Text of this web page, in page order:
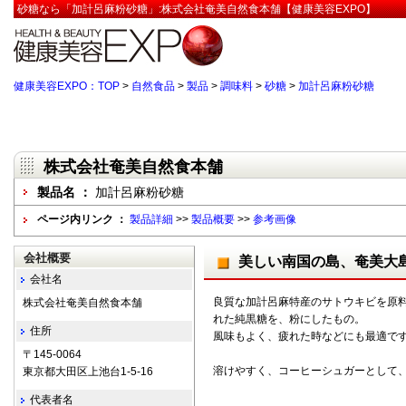
砂糖なら「加計呂麻粉砂糖」:株式会社奄美自然食本舗【健康美容EXPO】
健康美容EXPO：TOP > 自然食品 > 製品 > 調味料 > 砂糖 > 加計呂麻粉砂糖
株式会社奄美自然食本舗
製品名 ： 加計呂麻粉砂糖
ページ内リンク ： 製品詳細 >> 製品概要 >> 参考画像
美しい南国の島、奄美大
良質な加計呂麻特産のサトウキビを原
れた純黒糖を、粉にしたもの。
風味もよく、疲れた時などにも最適で
溶けやすく、コーヒーシュガーとして
会社概要
会社名
株式会社奄美自然食本舗
住所
〒145-0064
東京都大田区上池台1-5-16
代表者名